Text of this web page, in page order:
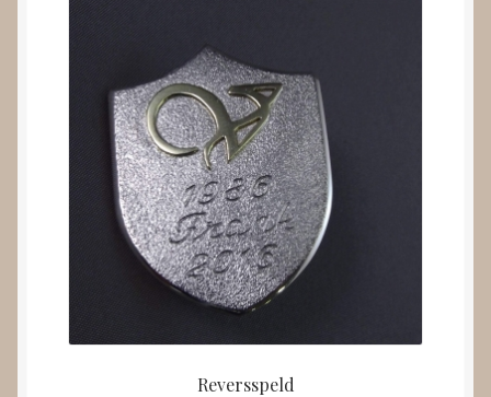
Reversspeld